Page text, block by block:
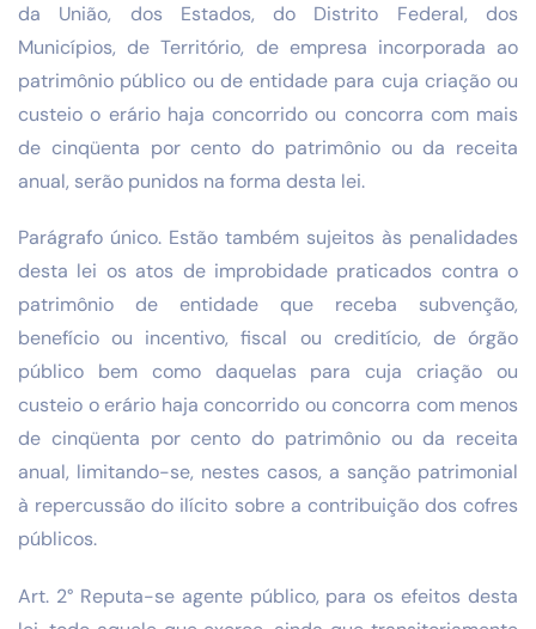
da União, dos Estados, do Distrito Federal, dos
Municípios, de Território, de empresa incorporada ao
patrimônio público ou de entidade para cuja criação ou
custeio o erário haja concorrido ou concorra com mais
de cinqüenta por cento do patrimônio ou da receita
anual, serão punidos na forma desta lei.
Parágrafo único. Estão também sujeitos às penalidades
desta lei os atos de improbidade praticados contra o
patrimônio de entidade que receba subvenção,
benefício ou incentivo, fiscal ou creditício, de órgão
público bem como daquelas para cuja criação ou
custeio o erário haja concorrido ou concorra com menos
de cinqüenta por cento do patrimônio ou da receita
anual, limitando-se, nestes casos, a sanção patrimonial
à repercussão do ilícito sobre a contribuição dos cofres
públicos.
Art. 2° Reputa-se agente público, para os efeitos desta